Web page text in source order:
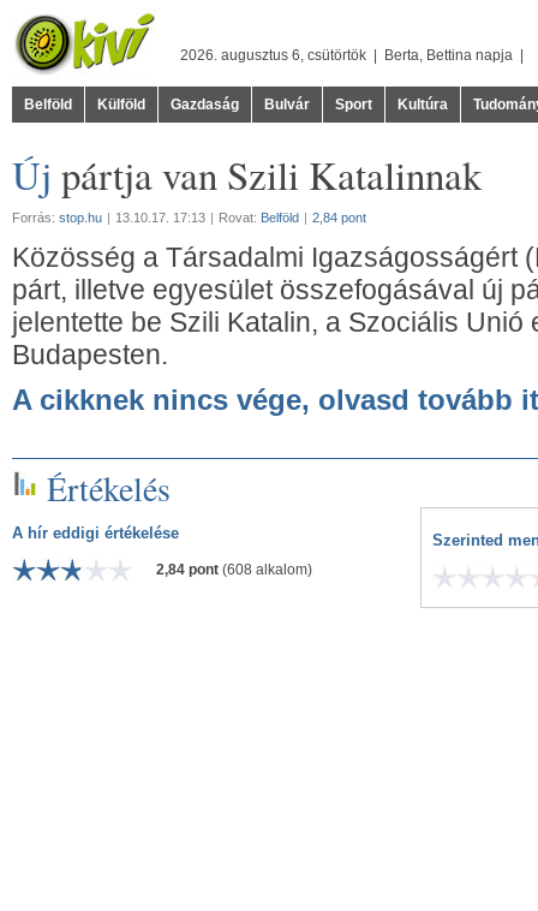
2026. augusztus 6, csütörtök | Berta, Bettina napja |
Belföld Külföld Gazdaság Bulvár Sport Kultúra
Új pártja van Szili Katalinnak
Forrás: stop.hu | 13.10.17. 17:13 | Rovat: Belföld | 2,84 pont
Közösség a Társadalmi Igazságosságért
párt, illetve egyesület összefogásával új
jelentette be Szili Katalin, a Szociális Unió
Budapesten.
A cikknek nincs vége, olvasd tovább
Értékelés
A hír eddigi értékelése
2,84 pont (608 alkalom)
Szerinted